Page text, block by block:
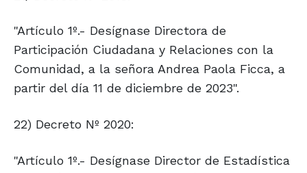
"Artículo 1º.- Desígnase Directora de
Participación Ciudadana y Relaciones con la
Comunidad, a la señora Andrea Paola Ficca, a
partir del día 11 de diciembre de 2023".
22) Decreto Nº 2020:
"Artículo 1º.- Desígnase Director de Estadística